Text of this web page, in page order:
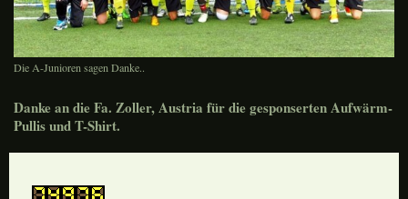
Die A-Junioren sagen Danke..
Danke an die Fa. Zoller, Austria für die gesponserten Aufwärm-
Pullis und T-Shirt.